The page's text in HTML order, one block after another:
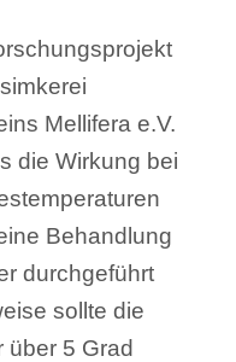
Mellifera e.V.
die Wirkung bei
Behandlung
durchgeführt
sollte die
über 5 Grad